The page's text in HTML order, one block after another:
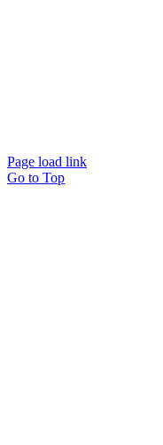
Page load link
Go to Top